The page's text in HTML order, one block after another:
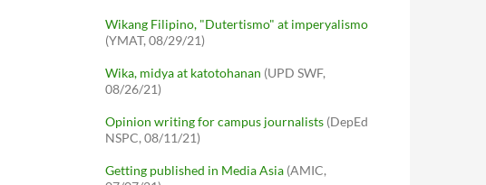
Wikang Filipino, "Dutertismo" at imperyalismo
(YMAT, 08/29/21)
Wika, midya at katotohanan (UPD SWF,
08/26/21)
Opinion writing for campus journalists (DepEd
NSPC, 08/11/21)
Getting published in Media Asia (AMIC,